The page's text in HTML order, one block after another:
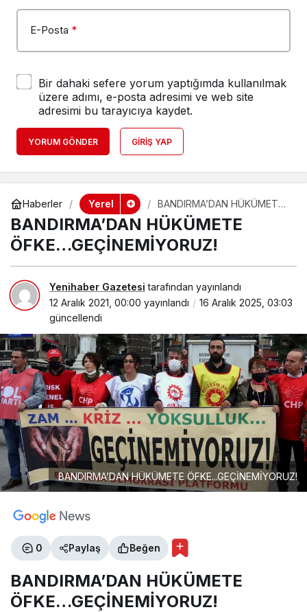
E-Posta *
Bir dahaki sefere yorum yaptığımda kullanılmak
üzere adımı, e-posta adresimi ve web site
adresimi bu tarayıcıya kaydet.
YORUM GÖNDER GIRIŞ YAP
Haberler Yerel
BANDIRMA’DAN HÜKÜMETE
ÖFKE…GEÇİNEMİYORUZ!
BANDIRMA’DAN HÜKÜMETE
ÖFKE…GEÇİNEMİYORUZ!
Yenihaber Gazetesi tarafından yayınlandı
12 Aralık 2021, 00:00 yayınlandı
16 Aralık 2025, 03:03
güncellendi
BANDIRMA’DAN HÜKÜMETE ÖFKE...GEÇİNEMİYORUZ!
0 Paylaş Beğen
BANDIRMA’DAN HÜKÜMETE
ÖFKE…GEÇİNEMİYORUZ!